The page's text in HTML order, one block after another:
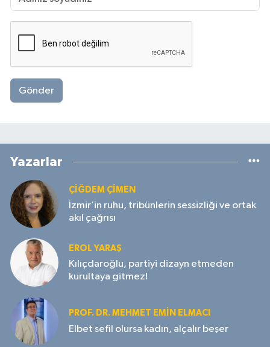
Gönder
Yazarlar
ÇIĞDEM ÇIMEN
İzmir’in ruhu, tribünlerin sessizliği ve ortak
akıl çağrısı
EROL YARAŞ
Kılıçdaroğlu, partiyi dizayn etmeden
kurultaya gitmez!
PROF. DR. MEHMET EMIN ELMACI
Elbet sefil olursa kadın, alçalır beşer